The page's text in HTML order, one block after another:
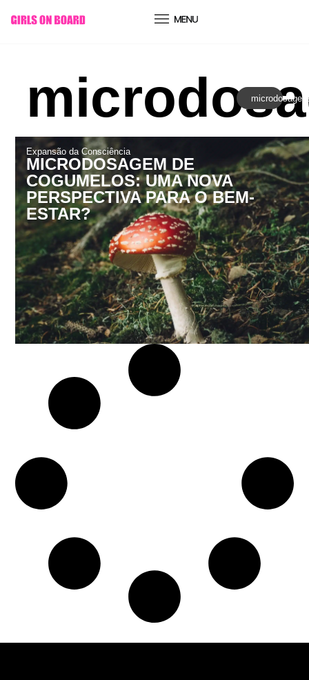
conteúdo
Expansão da Consciência
MICRODOSAGEM DE
COGUMELOS: UMA NOVA
PERSPECTIVA PARA O BEM-
ESTAR?